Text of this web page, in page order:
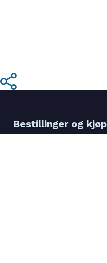
Share
Bestillinger og kjøp